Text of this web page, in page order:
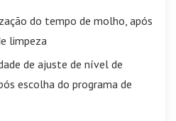
do tempo de molho, após
limpeza
de ajuste de nível de
escolha do programa de